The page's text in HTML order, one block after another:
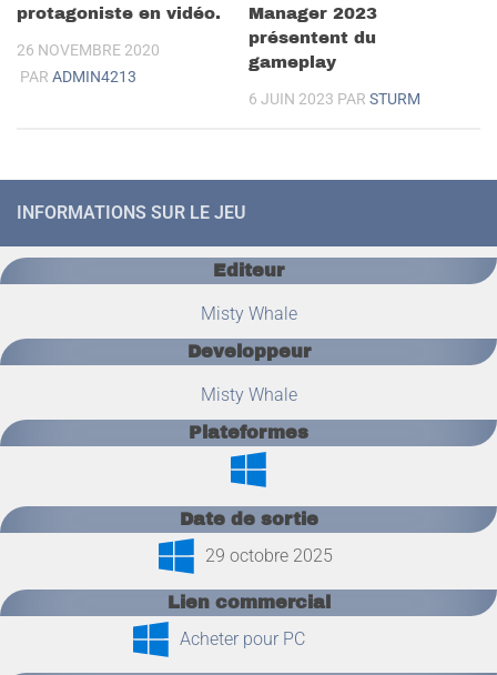
protagoniste en vidéo.
26 NOVEMBRE 2020
PAR ADMIN4213
Manager 2023
présentent du
gameplay
6 JUIN 2023 PAR STURM
INFORMATIONS SUR LE JEU
Editeur
Misty Whale
Developpeur
Misty Whale
Plateformes
Date de sortie
29 octobre 2025
Lien commercial
Acheter pour PC